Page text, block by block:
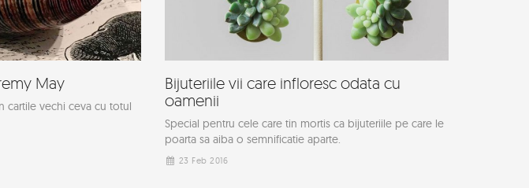
May
cartile vechi ceva cu totul
Bijuteriile vii care infloresc odata cu
oamenii
Special pentru cele care tin mortis ca bijuteriile pe care le
poarta sa aiba o semnificatie aparte.
23 Feb 2016